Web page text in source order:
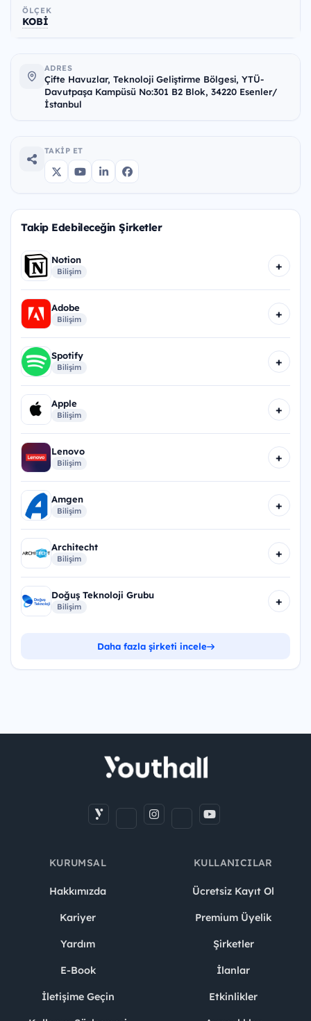
ÖLÇEK
KOBİ
ADRES
Çifte Havuzlar, Teknoloji Geliştirme Bölgesi, YTÜ-
Davutpaşa Kampüsü No:301 B2 Blok, 34220 Esenler/
İstanbul
TAKIP ET
Takip Edebileceğin Şirketler
Notion
Bilişim +
Adobe
Bilişim +
Spotify
Bilişim +
Apple
Bilişim +
Lenovo
Bilişim +
Amgen
Bilişim +
Architecht
Bilişim +
Doğuş Teknoloji Grubu
Bilişim +
Daha fazla şirketi incele
KURUMSAL
Hakkımızda
Kariyer
Yardım
E-Book
İletişime Geçin
KULLANICILAR
Ücretsiz Kayıt Ol
Premium Üyelik
Şirketler
İlanlar
Etkinlikler